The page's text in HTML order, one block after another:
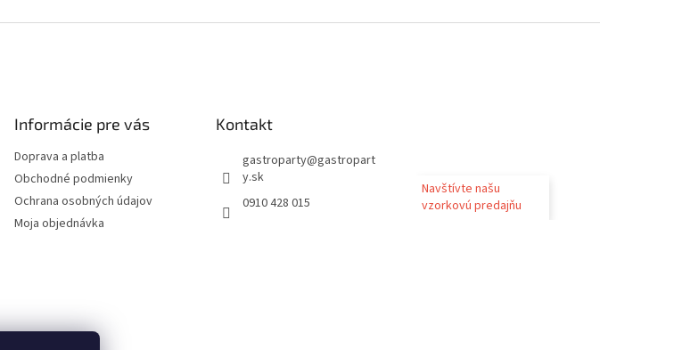
Informácie pre vás
Doprava a platba
Obchodné podmienky
Ochrana osobných údajov
Moja objednávka
Kontakt
gastroparty@gastropart
y.sk
0910 428 015
Navštívte našu
vzorkovú predajňu